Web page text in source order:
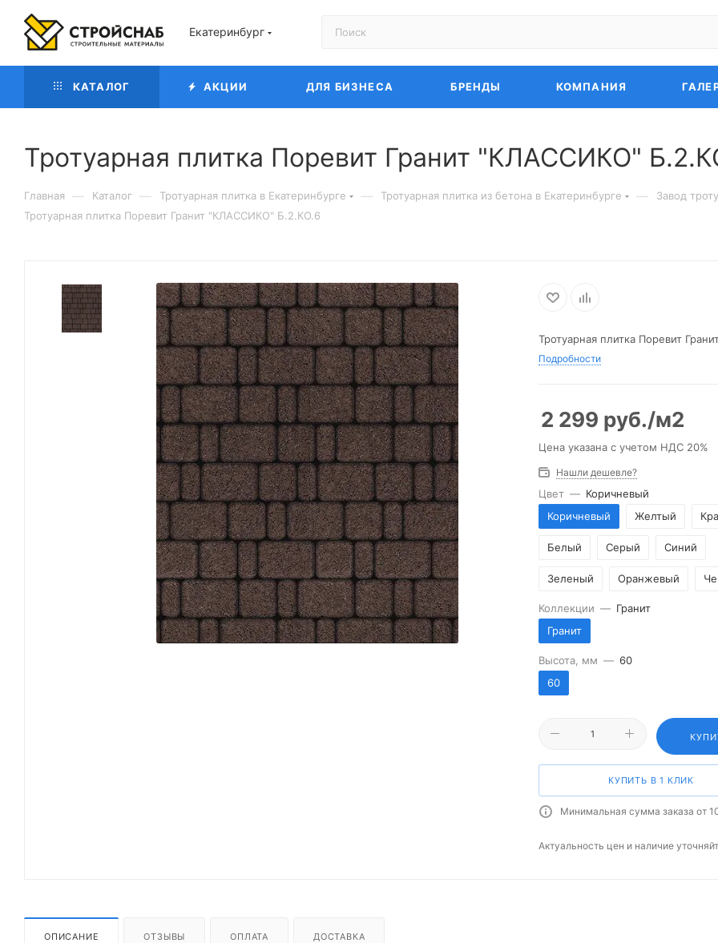
Екатеринбург
КАТАЛОГ АКЦИИ ДЛЯ БИЗНЕСА БРЕНДЫ КОМПАНИЯ
Тротуарная плитка Поревит Гранит "КЛАССИКО"
Главная — Каталог — Тротуарная плитка в Екатеринбурге — Тротуарная плитка из бетона в Екатеринбурге —
Завод
Тротуарная плитка Поревит Гранит "КЛАССИКО" Б.2.КО.6
Тротуарная плитка Поревит
Подробности
2 299 руб./м2
Цена указана с учетом НДС 20%
Нашли дешевле?
Цвет — Коричневый
Коричневый
Желтый
Белый Серый Синий
Зеленый Оранжевый
Коллекции — Гранит
Гранит
Высота, мм — 60
60
КУПИТЬ В 1 КЛИК
Минимальная сумма заказа от
Актуальность цен и наличие
ОПИСАНИЕ ОТЗЫВЫ ОПЛАТА ДОСТАВКА